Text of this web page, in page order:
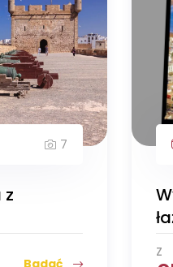
7
Badać
Z